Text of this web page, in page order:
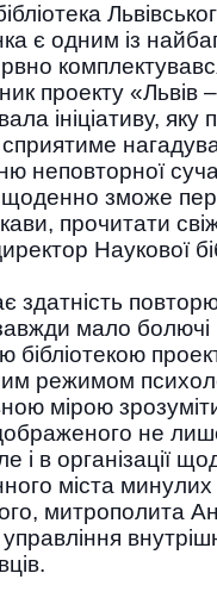
є одним із
проекту «Львів
ініціативу, яку
сприятиме
неповторної
щоденно зможе
прочитати
Наукової
здатність
мало болючі
бібліотекою
режимом
мірою
не
і в організації
міста
митрополита